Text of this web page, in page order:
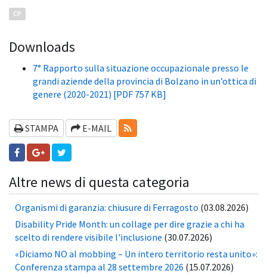
CP
Downloads
7° Rapporto sulla situazione occupazionale presso le
grandi aziende della provincia di Bolzano in un’ottica di
genere (2020-2021) [PDF 757 KB]
STAMPA E-MAIL RSS-FEEDS
Altre news di questa categoria
Organismi di garanzia: chiusure di Ferragosto (03.08.2026)
Disability Pride Month: un collage per dire grazie a chi ha
scelto di rendere visibile l'inclusione (30.07.2026)
«Diciamo NO al mobbing – Un intero territorio resta unito»:
Conferenza stampa al 28 settembre 2026 (15.07.2026)